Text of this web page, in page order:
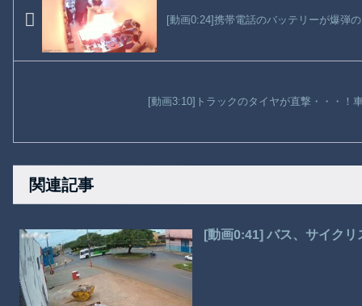
[動画0:24]携帯電話のバッテリーが爆弾
[動画3:10]トラックのタイヤが直撃・・・！
関連記事
[動画0:41] バス、サイク